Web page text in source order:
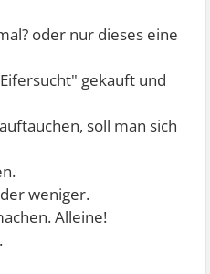
oder nur dieses eine
gekauft und
soll man sich
weniger.
Alleine!